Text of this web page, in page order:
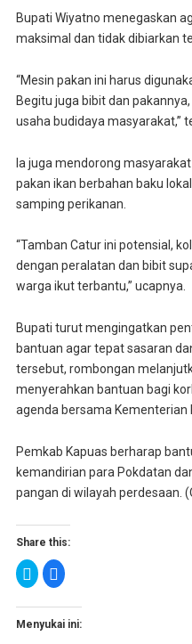
Bupati Wiyatno menegaskan
maksimal dan tidak dibiarkan
“Mesin pakan ini harus
Begitu juga bibit dan
usaha budidaya masyarakat,”
Ia juga mendorong
pakan ikan berbahan baku
samping perikanan.
“Tamban Catur ini potensial,
dengan peralatan dan bibit
warga ikut terbantu,” ucapnya.
Bupati turut mengingatkan
bantuan agar tepat sasaran
tersebut, rombongan
menyerahkan bantuan bagi
agenda bersama Kementerian
Pemkab Kapuas berharap
kemandirian para Pokdatan
pangan di wilayah perdesaan.
Share this:
K
l
i
n
K
l
i
n
Menyukai ini: